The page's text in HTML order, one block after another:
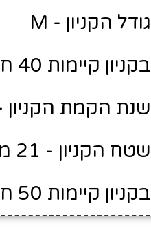
גודל הקניון - M
בקניון קיימות 40 חניות נכים
שנת הקמת הקניון -
שטח הקניון - 21 מטר
בקניון קיימות 50 חנויות